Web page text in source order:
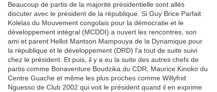
Beaucoup de partis de la majorité présidentielle sont allés
discuter avec le président de la république. Si Guy Brice Parfait
Kolelas du Mouvement congolais pour la démocratie et le
développement intégral (MCDDI) a ouvert les rencontres, son
ami et parent Hellot Mantson Mampouya de la Dynamique pour
la république et le développement (DRD) l'a tout de suite suivi
chez le président. Et puis, il y a eu la suite des autres chefs de
partis comme Bonaventure Boudzika du CDR, Maurice Kinoko du
Centre Guache et même les plus proches comme Willyfrid
Nguesso de Club 2002 qui voit le président quand il en exprime